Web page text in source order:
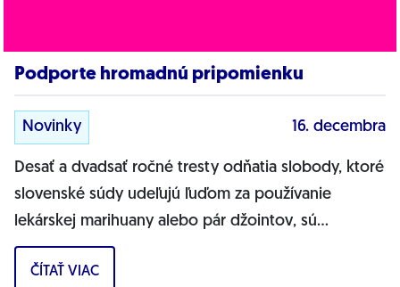
Podporte hromadnú pripomienku
Novinky 16. decembra
Desať a dvadsať ročné tresty odňatia slobody, ktoré
slovenské súdy udeľujú ľuďom za používanie
lekárskej marihuany alebo pár džointov, sú
drakonické a úplne nezmyselné. Je...
ČÍTAŤ VIAC